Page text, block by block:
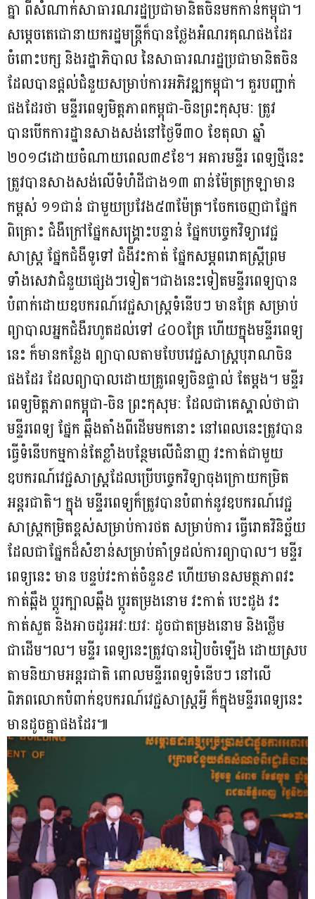
គ្នា ពីសំណាក់សាធារណរដ្ឋប្រជាមានិតចិនមកកាន់កម្ពុជា។
សម្ដេចតេជោនាយករដ្ឋមន្ត្រីក៏បានថ្លែងអំណរគុណផងដែរ
ចំពោះបក្ស និងរដ្ឋាភិបាល នៃសាធារណរដ្ឋប្រជាមានិតចិន
ដែលបានផ្ដល់ជំនួយសម្រាប់ការអភិវឌ្ឍកម្ពុជា។ គួរបញ្ជាក់
ផងដែរថា មន្ទីរពេទ្យមិត្តភាពកម្ពុជា-ចិនព្រះកុសុមៈ ត្រូវ
បានបើកការដ្ឋានសាងសង់នៅថ្ងៃទី៣០ ខែតុលា ឆ្នាំ
២០១៨ដោយចំណាយពេល៣៩ខែ។ អគារមន្ទីរ ពេទ្យថ្មីនេះ
ត្រូវបានសាងសង់លើទំហំដីជាង១៣ ពាន់ម៉ែត្រក្រឡាមាន
កម្ពស់ ១១ជាន់ ជាមួយប្រវែង៥៣ម៉ែត្រ។ចែកចេញជាផ្នែក
ពិគ្រោះ ជំងឺក្រៅផ្នែកសង្គ្រោះបន្ទាន់ ផ្នែកបច្ចេកវិទ្យាវេជ្ជ
សាស្ត្រ ផ្នែកជំងឺទូទៅ ជំងឺវះកាត់ ផ្នែកសម្ភពរោគស្ត្រីព្រម
ទាំងសេវាជំនួយផ្សេងៗទៀត។ជាងនេះទៀតមន្ទីរពេទ្យបាន
បំពាក់ដោយឧបករណ៍វេជ្ជសាស្ត្រទំនើបៗ មានគ្រែ សម្រាប់
ព្យាបាលអ្នកជំងឺរហូតដល់ទៅ ៤០០គ្រែ ហើយក្នុងមន្ទីរពេទ្យ
នេះ ក៏មានកន្លែង ព្យាបាលតាមបែបវេជ្ជសាស្ត្របុរាណចិន
ផងដែរ ដែលព្យាបាលដោយគ្រូពេទ្យចិនផ្ទាល់ តែម្តង។ មន្ទីរ
ពេទ្យមិត្តភាពកម្ពុជា-ចិន ព្រះកុសុមៈ ដែលជាគេស្គាល់ថាជា
មន្ទីរពេទ្យ ផ្នែក ឆ្អឹងតាំងពីដើមមកនោះ នៅពេលនេះត្រូវបាន
ធ្វើទំនើបកម្មកាន់តែខ្លាំងបន្ថែមលើជំនាញ វះកាត់ជាមួយ
ឧបករណ៍វេជ្ជសាស្ត្រដែលប្រើបច្ចេកវិទ្យាចុងក្រោយកម្រិត
អន្តរជាតិ។ ក្នុង មន្ទីរពេទ្យក៏ត្រូវបានបំពាក់នូវឧបករណ៍វេជ្ជ
សាស្ត្រកម្រិតខ្ពស់សម្រាប់ការថត សម្រាប់ការ ធ្វើរោគវិនិច្ឆ័យ
ដែលជាផ្នែកដ៏សំខាន់សម្រាប់គាំទ្រដល់ការព្យាបាល។ មន្ទីរ
ពេទ្យនេះ មាន បន្ទប់វះកាត់ចំនួន៩ ហើយមានសមត្ថភាពវះ
កាត់ឆ្អឹង ប្តូរក្បាលឆ្អឹង ប្តូរតម្រងនោម វះកាត់ បេះដូង វះ
កាត់សួត និងអាចដូរអវៈយវៈ ដូចជាតម្រងនោម និងថ្លើម
ជាដើម។ល។ មន្ទីរ ពេទ្យនេះត្រូវបានរៀបចំឡើង ដោយស្រប
តាមនិយាមអន្តរជាតិ ពោលមន្ទីរពេទ្យទំនើបៗ នៅលើ
ពិភពលោកបំពាក់ឧបករណ៍វេជ្ជសាស្ត្រអ្វី ក៏ក្នុងមន្ទីរពេទ្យនេះ
មានដូចគ្នាផងដែរ៕